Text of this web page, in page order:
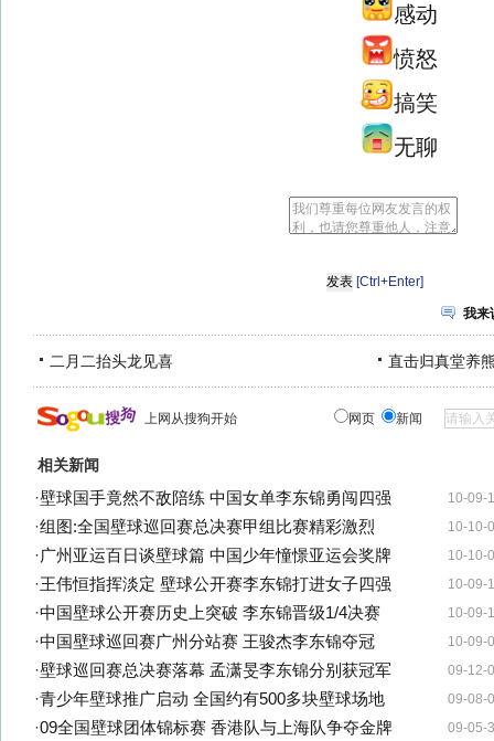
感动
愤怒
搞笑
无聊
[Ctrl+Enter]
我来
二月二抬头龙见喜 直击归真堂养
上网从搜狗开始 网页 新闻
相关新闻
10-09-
·壁球国手竟然不敌陪练 中国女单李东锦勇闯四强
10-10-
·组图:全国壁球巡回赛总决赛甲组比赛精彩激烈
10-10-
·广州亚运百日谈壁球篇 中国少年憧憬亚运会奖牌
10-09-
·王伟恒指挥淡定 壁球公开赛李东锦打进女子四强
10-09-
·中国壁球公开赛历史上突破 李东锦晋级1/4决赛
10-09-
·中国壁球巡回赛广州分站赛 王骏杰李东锦夺冠
09-12-
·壁球巡回赛总决赛落幕 孟潇旻李东锦分别获冠军
09-08-
·青少年壁球推广启动 全国约有500多块壁球场地
09-05-
·09全国壁球团体锦标赛 香港队与上海队争夺金牌